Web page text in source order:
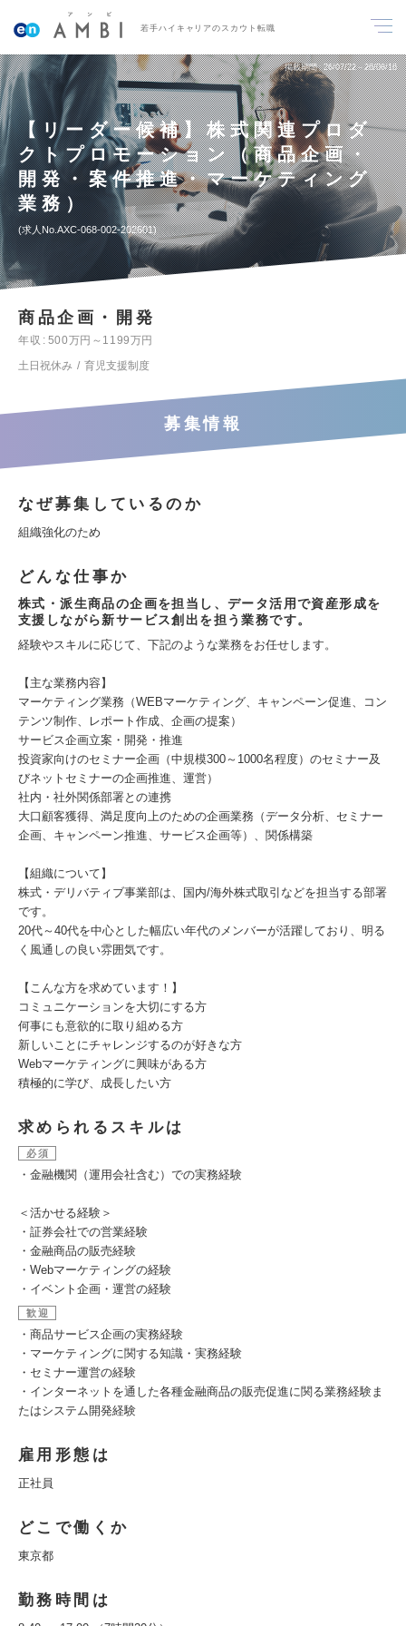
若手ハイキャリアのスカウト転職
掲載期間 26/07/22～26/08/16
【リーダー候補】株式関連プロダ
クトプロモーション（商品企画・
開発・案件推進・マーケティング
業務）
求人No.AXC-068-002-202601
商品企画・開発
年収
500万円～1199万円
土日祝休み
育児支援制度
募集情報
なぜ募集しているのか
組織強化のため
どんな仕事か
株式・派生商品の企画を担当し、データ活用で資産形成を
支援しながら新サービス創出を担う業務です。
経験やスキルに応じて、下記のような業務をお任せします。
【主な業務内容】
マーケティング業務（WEBマーケティング、キャンペーン促進、コン
テンツ制作、レポート作成、企画の提案）
サービス企画立案・開発・推進
投資家向けのセミナー企画（中規模300～1000名程度）のセミナー及
びネットセミナーの企画推進、運営）
社内・社外関係部署との連携
大口顧客獲得、満足度向上のための企画業務（データ分析、セミナー
企画、キャンペーン推進、サービス企画等）、関係構築
【組織について】
株式・デリバティブ事業部は、国内/海外株式取引などを担当する部署
です。
20代～40代を中心とした幅広い年代のメンバーが活躍しており、明る
く風通しの良い雰囲気です。
【こんな方を求めています！】
コミュニケーションを大切にする方
何事にも意欲的に取り組める方
新しいことにチャレンジするのが好きな方
Webマーケティングに興味がある方
積極的に学び、成長したい方
求められるスキルは
必須
・金融機関（運用会社含む）での実務経験
＜活かせる経験＞
・証券会社での営業経験
・金融商品の販売経験
・Webマーケティングの経験
・イベント企画・運営の経験
歓迎
・商品サービス企画の実務経験
・マーケティングに関する知識・実務経験
・セミナー運営の経験
・インターネットを通した各種金融商品の販売促進に関る業務経験ま
たはシステム開発経験
雇用形態は
正社員
どこで働くか
東京都
勤務時間は